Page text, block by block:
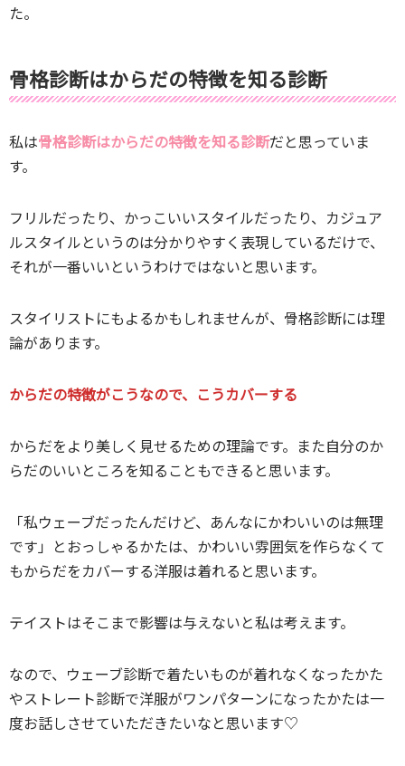
た。
骨格診断はからだの特徴を知る診断
私は骨格診断はからだの特徴を知る診断だと思っていま
す。
フリルだったり、かっこいいスタイルだったり、カジュア
ルスタイルというのは分かりやすく表現しているだけで、
それが一番いいというわけではないと思います。
スタイリストにもよるかもしれませんが、骨格診断には理
論があります。
からだの特徴がこうなので、こうカバーする
からだをより美しく見せるための理論です。また自分のか
らだのいいところを知ることもできると思います。
「私ウェーブだったんだけど、あんなにかわいいのは無理
です」とおっしゃるかたは、かわいい雰囲気を作らなくて
もからだをカバーする洋服は着れると思います。
テイストはそこまで影響は与えないと私は考えます。
なので、ウェーブ診断で着たいものが着れなくなったかた
やストレート診断で洋服がワンパターンになったかたは一
度お話しさせていただきたいなと思います♡